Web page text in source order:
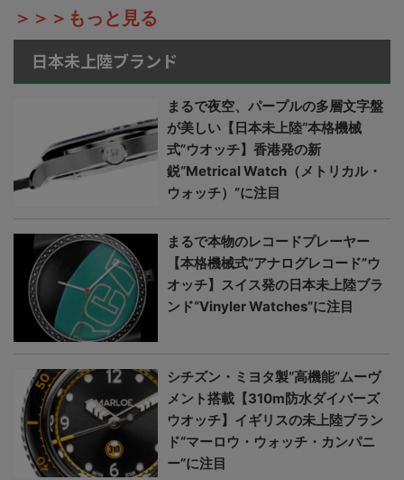
＞＞＞もっと見る
日本未上陸ブランド
まるで夜空、パープルの多層文字盤
が美しい【日本未上陸“本格機械
式”ウオッチ】香港発の新
鋭“Metrical Watch（メトリカル・
ウォッチ）”に注目
まるで本物のレコードプレーヤー
【本格機械式“アナログレコード”ウ
オッチ】スイス発の日本未上陸ブラ
ンド“Vinyler Watches”に注目
シチズン・ミヨタ製“高機能”ムーヴ
メント搭載【310m防水ダイバーズ
ウオッチ】イギリスの未上陸ブラン
ド“マーロウ・ウォッチ・カンパニ
ー”に注目